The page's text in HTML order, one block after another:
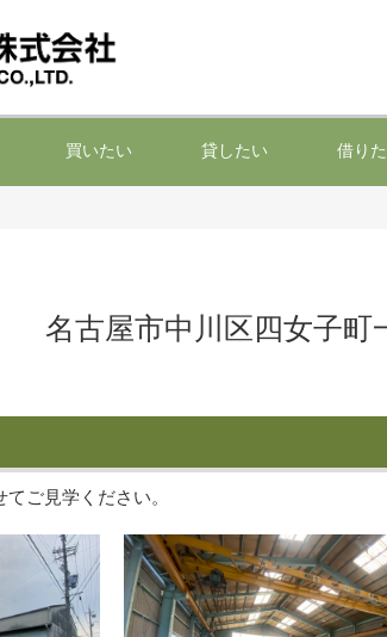
買いたい 貸したい 借り
名古屋市中川区四女子町
ご見学ください。